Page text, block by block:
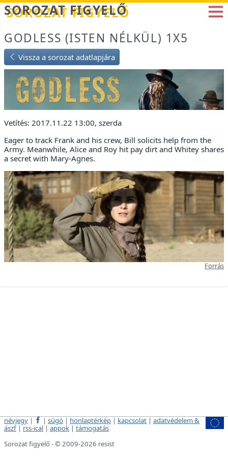
Betöltés...
SOROZAT FIGYELŐ
GODLESS (ISTEN NÉLKÜL) 1X5
Vissza a sorozat adatlapjára
Vetítés: 2017.11.22 13:00, szerda
Eager to track Frank and his crew, Bill solicits help from the
Army. Meanwhile, Alice and Roy hit pay dirt and Whitey shares
a secret with Mary-Agnes.
Forrás
névjegy | | súgó | honlaptérkép | kapcsolat | adatvédelem &
ászf | rss-ical | appok | támogatás
Sorozat figyelő - © 2009-2026 resist